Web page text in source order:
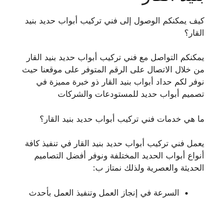
كيف يمكنكم الوصول إلى فني تركيب أبواب حديد بنيد
القار؟
يمكنكم التواصل مع فني تركيب أبواب حديد بنيد القار
من خلال الاتصال على الرقم المتوفر على موقعنا حيث
نوفر لكم حداد أبواب بنيد القار ذو خبرة مميزة في
تصميم أبواب حديد للمستودعات والشركات
ما هي خدمات فني تركيب أبواب حديد بنيد القار؟
يعمل فني تركيب أبواب حديد بنيد القار في تنفيذ كافة
أنواع أبواب الحديد المختلفة ونوفر أفضل التصاميم
الحديثة والعصرية ولذلك نمتاز ب:
السرعة في إنجاز العمل وتنفيذ العمل بأحدث